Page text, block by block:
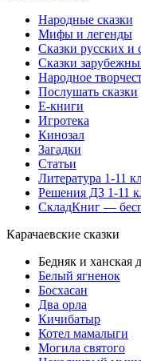
Народные сказки
Мифы и легенды
Сказки русских и
Сказки
Народное
Послушать сказки
Е-книги
Игротека
Кинозал
Загадки
Статьи
Литература 1-11
Решения ДЗ 1-11
СкладКниг —
Карачаевские сказки
Бедняк и ханская
Белый ягненок
Босхасан
Два орла
Кичибатыр
Котел мамалыги
Могила святого